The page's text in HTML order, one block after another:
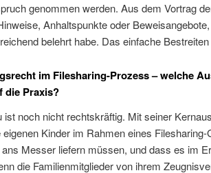
genommen werden. Aus dem Vortrag
Anhaltspunkte oder
belehrt habe. Das einfache
im Filesharing-Prozess – welche
die Praxis?
ist noch nicht rechtskräftig. Mit seiner
Kinder im Rahmen eines
Messer liefern müssen, und dass es im
die Familienmitglieder von ihrem